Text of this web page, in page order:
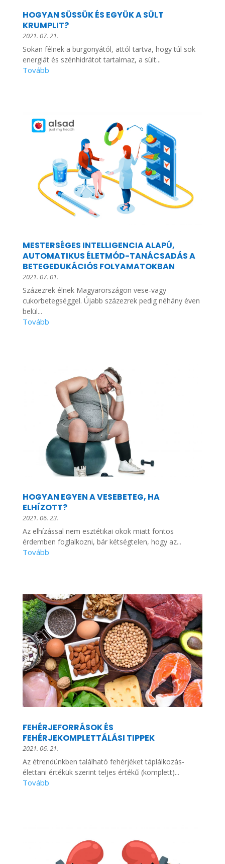
HOGYAN SÜSSÜK ÉS EGYÜK A SÜLT
KRUMPLIT?
2021. 07. 21.
Sokan félnek a burgonyától, attól tartva, hogy túl sok
energiát és szénhidrátot tartalmaz, a sült...
MESTERSÉGES INTELLIGENCIA ALAPÚ,
AUTOMATIKUS ÉLETMÓD-TANÁCSADÁS A
BETEGEDUKÁCIÓS FOLYAMATOKBAN
2021. 07. 01.
Százezrek élnek Magyarországon vese-vagy
cukorbetegséggel. Újabb százezrek pedig néhány éven
belül...
HOGYAN EGYEN A VESEBETEG, HA
ELHÍZOTT?
2021. 06. 23.
Az elhízással nem esztétikai okok miatt fontos
érdemben foglalkozni, bár kétségtelen, hogy az...
FEHÉRJEFORRÁSOK ÉS
FEHÉRJEKOMPLETTÁLÁSI TIPPEK
2021. 06. 21.
Az étrendünkben található fehérjéket táplálkozás-
élettani értékük szerint teljes értékű (komplett)...